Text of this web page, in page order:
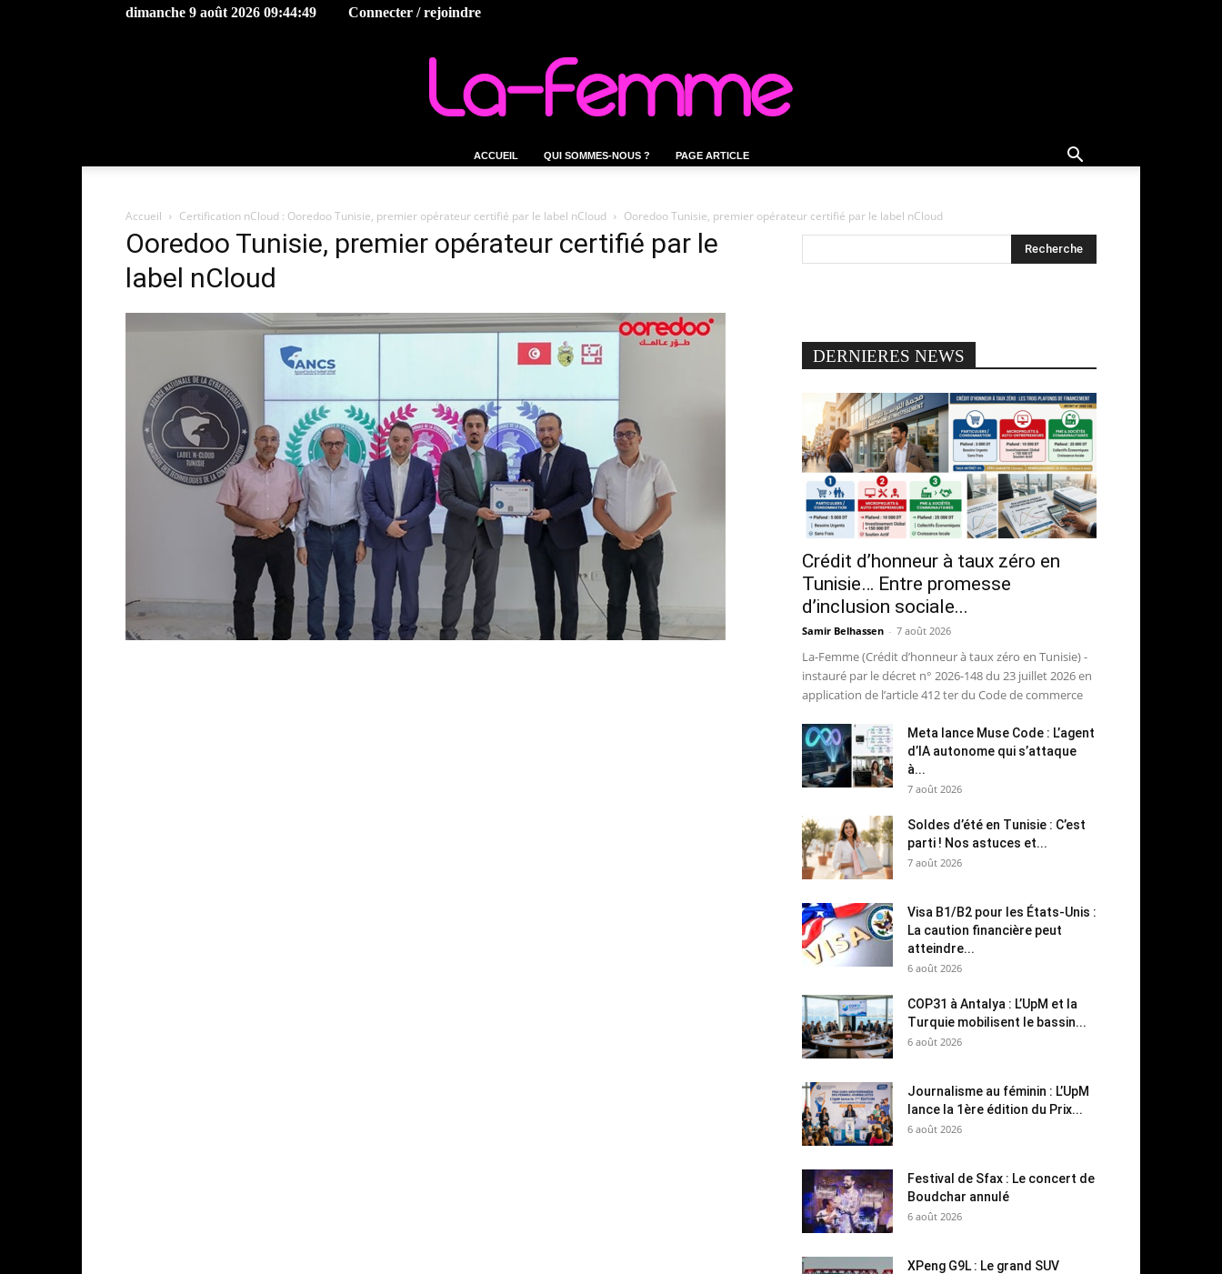
dimanche 9 août 2026 09:44:49 Connecter / rejoindre
ACCUEIL QUI SOMMES-NOUS ? PAGE ARTICLE
Accueil Certification nCloud : Ooredoo Tunisie, premier opérateur certifié par le label nCloud Ooredoo Tunisie, premier opérateur certifié par le label nCloud
Ooredoo Tunisie, premier opérateur certifié par le
label nCloud
DERNIERES NEWS
Crédit d’honneur à taux zéro en
Tunisie… Entre promesse
d’inclusion sociale...
Samir Belhassen - 7 août 2026
La-Femme (Crédit d’honneur à taux zéro en Tunisie) -
instauré par le décret n° 2026-148 du 23 juillet 2026 en
application de l’article 412 ter du Code de commerce
Meta lance Muse Code : L’agent
d’IA autonome qui s’attaque
à...
7 août 2026
Soldes d’été en Tunisie : C’est
parti ! Nos astuces et...
7 août 2026
Visa B1/B2 pour les États-Unis :
La caution financière peut
atteindre...
6 août 2026
COP31 à Antalya : L’UpM et la
Turquie mobilisent le bassin...
6 août 2026
Journalisme au féminin : L’UpM
lance la 1ère édition du Prix...
6 août 2026
Festival de Sfax : Le concert de
Boudchar annulé
6 août 2026
XPeng G9L : Le grand SUV